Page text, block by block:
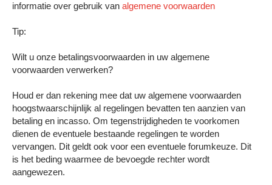
informatie over gebruik van algemene voorwaarden
Tip:
Wilt u onze betalingsvoorwaarden in uw algemene
voorwaarden verwerken?
Houd er dan rekening mee dat uw algemene voorwaarden
hoogstwaarschijnlijk al regelingen bevatten ten aanzien van
betaling en incasso. Om tegenstrijdigheden te voorkomen
dienen de eventuele bestaande regelingen te worden
vervangen. Dit geldt ook voor een eventuele forumkeuze. Dit
is het beding waarmee de bevoegde rechter wordt
aangewezen.